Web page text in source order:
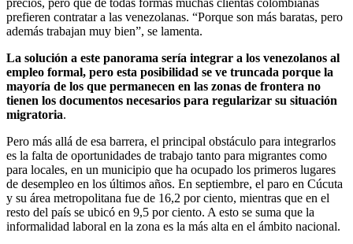
prefieren contratar a las venezolanas. “Porque son más baratas, pero
además trabajan muy bien”, se lamenta.
La solución a este panorama sería integrar a los venezolanos al
empleo formal, pero esta posibilidad se ve truncada porque la
mayoría de los que permanecen en las zonas de frontera no
tienen los documentos necesarios para regularizar su situación
migratoria.
Pero más allá de esa barrera, el principal obstáculo para integrarlos
es la falta de oportunidades de trabajo tanto para migrantes como
para locales, en un municipio que ha ocupado los primeros lugares
de desempleo en los últimos años. En septiembre, el paro en Cúcuta
y su área metropolitana fue de 16,2 por ciento, mientras que en el
resto del país se ubicó en 9,5 por ciento. A esto se suma que la
informalidad laboral en la zona es la más alta en el ámbito nacional.